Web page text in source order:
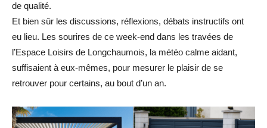
de qualité.
Et bien sûr les discussions, réflexions, débats instructifs ont
eu lieu. Les sourires de ce week-end dans les travées de
l’Espace Loisirs de Longchaumois, la météo calme aidant,
suffisaient à eux-mêmes, pour mesurer le plaisir de se
retrouver pour certains, au bout d’un an.